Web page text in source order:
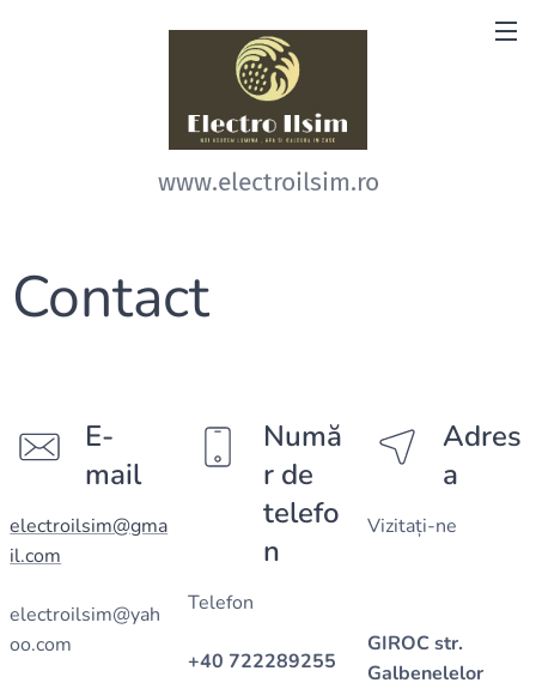
www.electroilsim.ro
Contact
E-
mail
electroilsim@gma
il.com
electroilsim@yah
oo.com
Numă
r de
telefo
n
Telefon
+40 722289255
Adres
a
Vizitați-ne
GIROC str.
Galbenelelor